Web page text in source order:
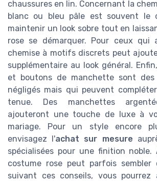
chaussures en lin. Concernant la
blanc ou bleu pâle est souvent le
maintenir un look sobre tout en
rose se démarquer. Pour ceux qui
chemise à motifs discrets peut
supplémentaire au look général.
et boutons de manchette sont des
négligés mais qui peuvent
tenue. Des manchettes
ajouteront une touche de luxe à
mariage. Pour un style encore
envisagez l'achat sur mesure
spécialisées pour une finition noble.
costume rose peut parfois sembler
suivant ces conseils, vous pourrez